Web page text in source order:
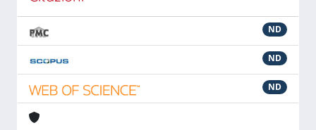
ND
ND
ND